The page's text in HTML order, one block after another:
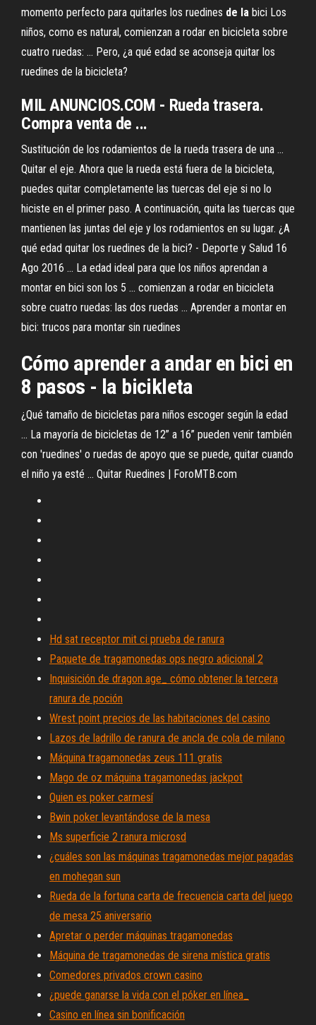
momento perfecto para quitarles los ruedines de la bici Los
niños, como es natural, comienzan a rodar en bicicleta sobre
cuatro ruedas: ... Pero, ¿a qué edad se aconseja quitar los
ruedines de la bicicleta?
MIL ANUNCIOS.COM - Rueda trasera.
Compra venta de ...
Sustitución de los rodamientos de la rueda trasera de una ...
Quitar el eje. Ahora que la rueda está fuera de la bicicleta,
puedes quitar completamente las tuercas del eje si no lo
hiciste en el primer paso. A continuación, quita las tuercas que
mantienen las juntas del eje y los rodamientos en su lugar. ¿A
qué edad quitar los ruedines de la bici? - Deporte y Salud 16
Ago 2016 ... La edad ideal para que los niños aprendan a
montar en bici son los 5 ... comienzan a rodar en bicicleta
sobre cuatro ruedas: las dos ruedas ... Aprender a montar en
bici: trucos para montar sin ruedines
Cómo aprender a andar en bici en
8 pasos - la bicikleta
¿Qué tamaño de bicicletas para niños escoger según la edad
... La mayoría de bicicletas de 12” a 16” pueden venir también
con 'ruedines' o ruedas de apoyo que se puede, quitar cuando
el niño ya esté ... Quitar Ruedines | ForoMTB.com
Hd sat receptor mit ci prueba de ranura
Paquete de tragamonedas ops negro adicional 2
Inquisición de dragon age_ cómo obtener la tercera
ranura de poción
Wrest point precios de las habitaciones del casino
Lazos de ladrillo de ranura de ancla de cola de milano
Máquina tragamonedas zeus 111 gratis
Mago de oz máquina tragamonedas jackpot
Quien es poker carmesí
Bwin poker levantándose de la mesa
Ms superficie 2 ranura microsd
¿cuáles son las máquinas tragamonedas mejor pagadas
en mohegan sun
Rueda de la fortuna carta de frecuencia carta del juego
de mesa 25 aniversario
Apretar o perder máquinas tragamonedas
Máquina de tragamonedas de sirena mística gratis
Comedores privados crown casino
¿puede ganarse la vida con el póker en línea_
Casino en línea sin bonificación